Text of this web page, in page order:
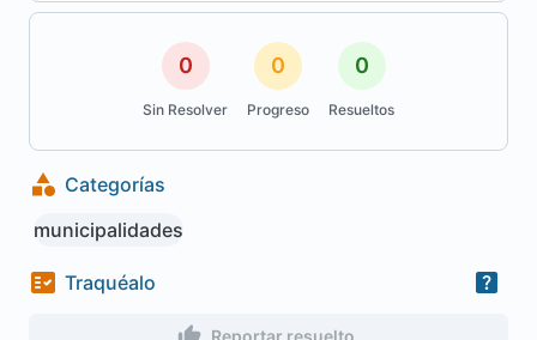
0
Sin Resolver
0
Progreso
0
Resueltos
Categorías
municipalidades
Traquéalo
Reportar resuelto